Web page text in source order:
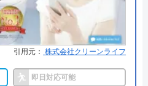
ビマヨ
で元旦以外は営業していま
ので、緊急トラブルもすぐ
す。
しているので、低価格での
引用元： 株式会社クリーンライフ
即日対応可能